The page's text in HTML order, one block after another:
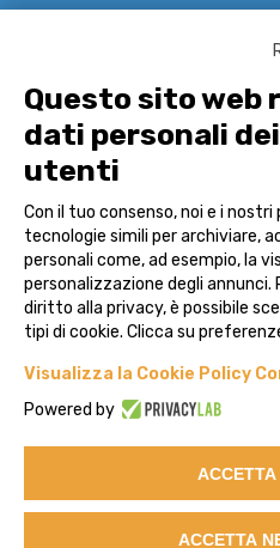
Soluzioni
Governance Risk Compliance
Advisor
Case Studies
Contatti
Legal
Cookie Policy
Questo sito web
dati personali
utenti
Con il tuo consenso, noi e i
tecnologie simili per archiviare,
personali come, ad esempio, la
personalizzazione degli
diritto alla privacy, è possibile
tipi di cookie. Clicca su
Visualizza la Cookie Policy
Powered by
ACCETTA